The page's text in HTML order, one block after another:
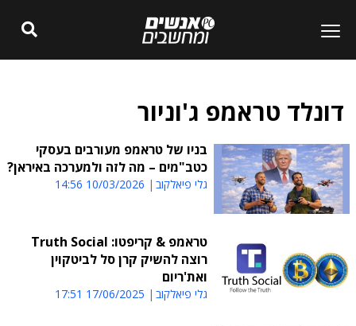
דונלד טראמפ ג'וניור
בניו של טראמפ מעורבים בעסקי
כטב"מים – מה לזה ולמערכה באיראן?
גלי פיאלקוב 10/03/2026 14:56
טראמפ & קריפטו: Truth Social
רוצה להשיק קרן סל לביטקוין
ואת'ריום
גלי פיאלקוב 17/06/2025 17:51